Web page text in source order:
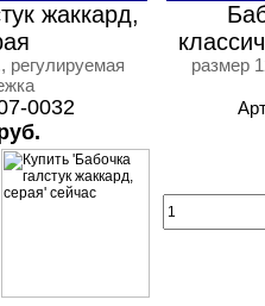
жаккард,
регулируемая
0032
размер